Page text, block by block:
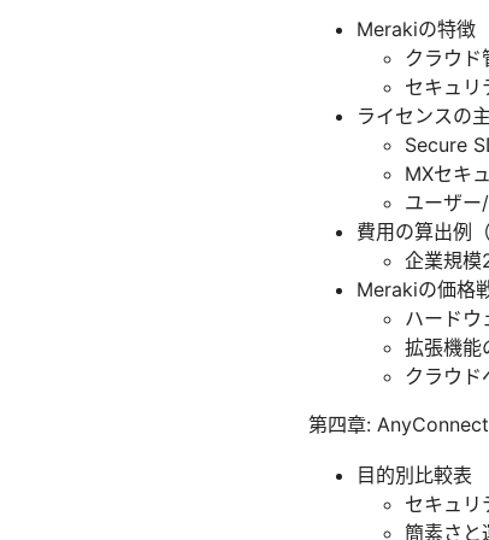
Merakiの特徴
クラウド
セキュリ
ライセンスの
Secure
MXセキ
ユーザー
費用の算出例
企業規模
Merakiの価格
ハードウ
拡張機能
クラウド
第四章:
目的別比較表
セキュリ
簡素さと